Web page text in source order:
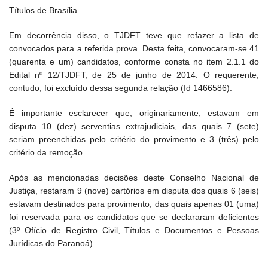
Títulos de Brasília.
Em decorrência disso, o TJDFT teve que refazer a lista de
convocados para a referida prova. Desta feita, convocaram-se 41
(quarenta e um) candidatos, conforme consta no item 2.1.1 do
Edital nº 12/TJDFT, de 25 de junho de 2014. O requerente,
contudo, foi excluído dessa segunda relação (Id 1466586).
É importante esclarecer que, originariamente, estavam em
disputa 10 (dez) serventias extrajudiciais, das quais 7 (sete)
seriam preenchidas pelo critério do provimento e 3 (três) pelo
critério da remoção.
Após as mencionadas decisões deste Conselho Nacional de
Justiça, restaram 9 (nove) cartórios em disputa dos quais 6 (seis)
estavam destinados para provimento, das quais apenas 01 (uma)
foi reservada para os candidatos que se declararam deficientes
(3º Ofício de Registro Civil, Títulos e Documentos e Pessoas
Jurídicas do Paranoá).